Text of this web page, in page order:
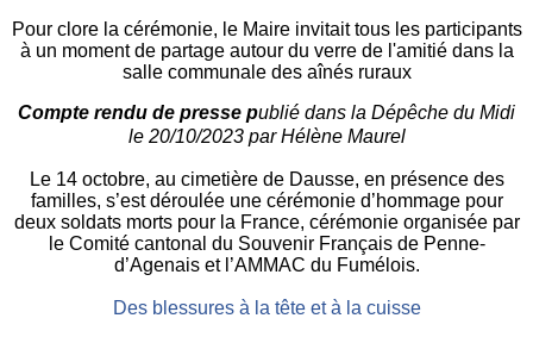
Pour clore la cérémonie, le Maire invitait tous les participants
à un moment de partage autour du verre de l'amitié dans la
salle communale des aînés ruraux
Compte rendu de presse publié dans la Dépêche du Midi
le 20/10/2023par Hélène Maurel
Le 14 octobre, au cimetière de Dausse, en présence des
familles, s’est déroulée une cérémonie d’hommage pour
deux soldats morts pour la France, cérémonie organisée par
le Comité cantonal du Souvenir Français de Penne-
d’Agenais et l’AMMAC du Fumélois.
Des blessures à la tête et à la cuisse